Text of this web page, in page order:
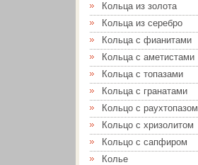
Кольца из золота
Кольца из серебро
Кольца с фианитами
Кольца с аметистами
Кольца с топазами
Кольца с гранатами
Кольцо с раухтопазом
Кольцо с хризолитом
Кольцо с сапфиром
Колье